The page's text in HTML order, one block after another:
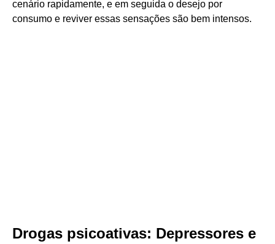
cenário rapidamente, e em seguida o desejo por
consumo e reviver essas sensações são bem intensos.
Drogas psicoativas: Depressores e